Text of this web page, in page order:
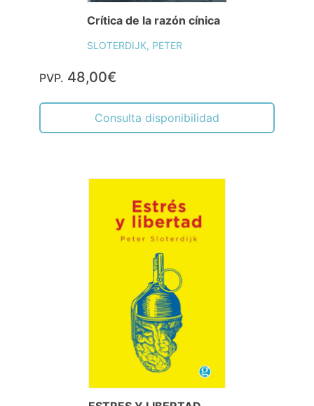
Crítica de la razón cínica
SLOTERDIJK, PETER
PVP. 48,00€
Consulta disponibilidad